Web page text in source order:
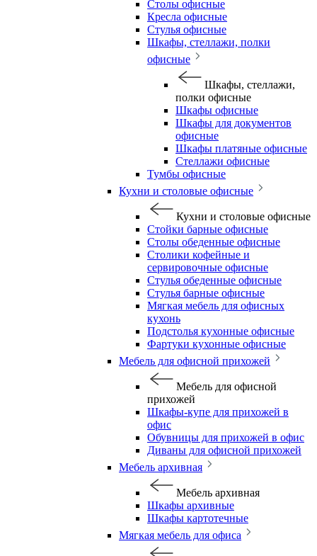
Столы офисные
Кресла офисные
Стулья офисные
Шкафы, стеллажи, полки
офисные
Шкафы, стеллажи,
полки офисные
Шкафы офисные
Шкафы для документов
офисные
Шкафы платяные офисные
Стеллажи офисные
Тумбы офисные
Кухни и столовые офисные
Кухни и столовые офисные
Стойки барные офисные
Столы обеденные офисные
Столики кофейные и
сервировочные офисные
Стулья обеденные офисные
Стулья барные офисные
Мягкая мебель для офисных
кухонь
Подстолья кухонные офисные
Фартуки кухонные офисные
Мебель для офисной прихожей
Мебель для офисной
прихожей
Шкафы-купе для прихожей в
офис
Обувницы для прихожей в офис
Диваны для офисной прихожей
Мебель архивная
Мебель архивная
Шкафы архивные
Шкафы картотечные
Мягкая мебель для офиса